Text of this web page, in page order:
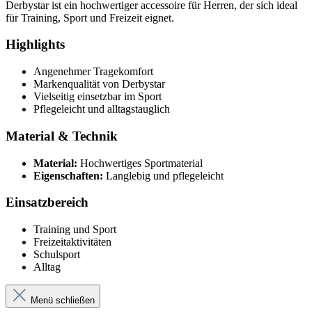
Derbystar ist ein hochwertiger accessoire für Herren, der sich ideal
für Training, Sport und Freizeit eignet.
Highlights
Angenehmer Tragekomfort
Markenqualität von Derbystar
Vielseitig einsetzbar im Sport
Pflegeleicht und alltagstauglich
Material & Technik
Material: Hochwertiges Sportmaterial
Eigenschaften: Langlebig und pflegeleicht
Einsatzbereich
Training und Sport
Freizeitaktivitäten
Schulsport
Alltag
Menü schließen